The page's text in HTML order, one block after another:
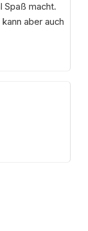
Spaß macht.
aber auch